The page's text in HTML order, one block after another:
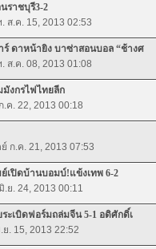
ราชบุรี3-2
ส.ค. 15, 2013 02:53
ร์ ดาหน้ายิง บาซ่าสอนบอล “ช้างศ
ส.ค. 08, 2013 01:08
งกรไฟไทยลีก
ค. 22, 2013 00:18
ก.ค. 21, 2013 07:53
เปิดบ้านบอมบ์!แข้งเทพ 6-2
ย. 24, 2013 00:11
ะเบิดฟอร์มถล่มจีน 5-1 อดิศักดิ์เ
ย. 15, 2013 22:52